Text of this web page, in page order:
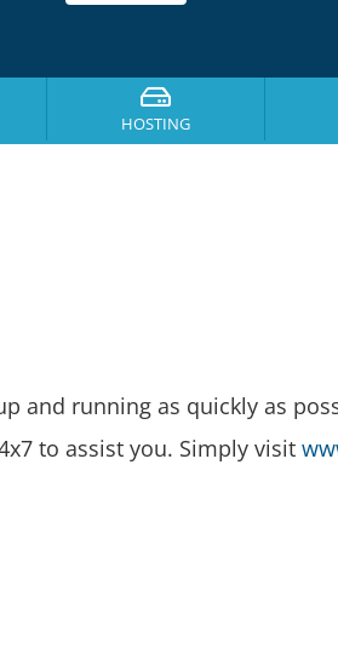
HOSTING
and running as quickly as
to assist you. Simply visit